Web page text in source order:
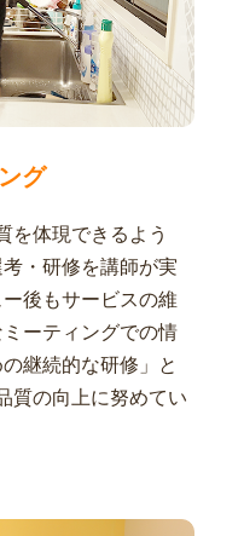
グ
を体現できるよう
・研修を講師が実
後もサービスの維
ーティングでの情
継続的な研修」と
質の向上に努めてい